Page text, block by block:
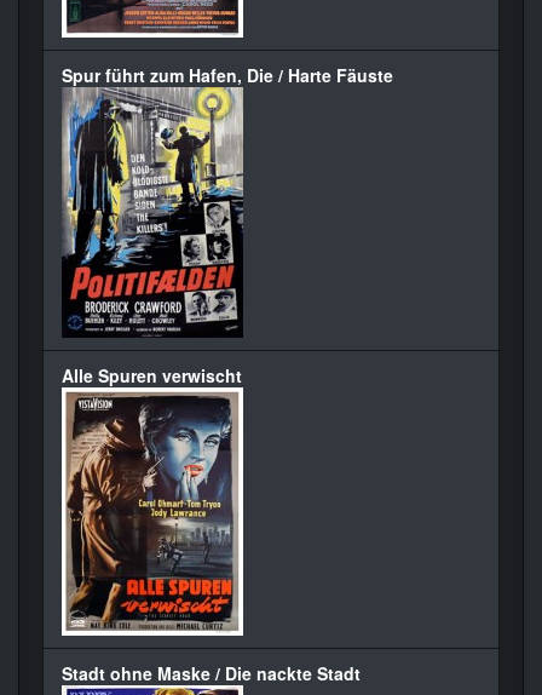
Spur führt zum Hafen, Die / Harte Fäuste
Alle Spuren verwischt
Stadt ohne Maske / Die nackte Stadt